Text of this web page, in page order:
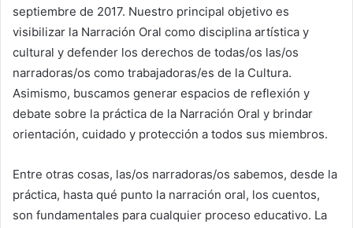
septiembre de 2017. Nuestro principal objetivo es
visibilizar la Narración Oral como disciplina artística y
cultural y defender los derechos de todas/os las/os
narradoras/os como trabajadoras/es de la Cultura.
Asimismo, buscamos generar espacios de reflexión y
debate sobre la práctica de la Narración Oral y brindar
orientación, cuidado y protección a todos sus miembros.
Entre otras cosas, las/os narradoras/os sabemos, desde la
práctica, hasta qué punto la narración oral, los cuentos,
son fundamentales para cualquier proceso educativo. La